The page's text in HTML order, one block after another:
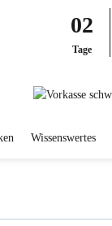
02
Tage
Wissenswertes